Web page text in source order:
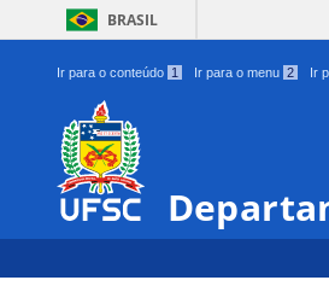
BRASIL
Ir para o conteúdo 1 Ir para o menu 2 Ir